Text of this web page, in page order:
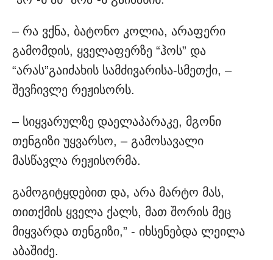
– რა ვქნა, ბატონო კოლია, არაფერი
გამომდის, ყველაფერზე “ჰოს” და
“არას”გაიძახის სამძივარისა-სმეთქი, –
შევჩივლე რეჟისორს.
– სიყვარულზე დაელაპარაკე, მგონი
თენგიზი უყვარსო, – გამოსავალი
მასწავლა რეჟისორმა.
გამოგიტყდებით და, არა მარტო მას,
თითქმის ყველა ქალს, მათ შორის მეც
მიყვარდა თენგიზი,” - იხსენებდა ლეილა
აბაშიძე.